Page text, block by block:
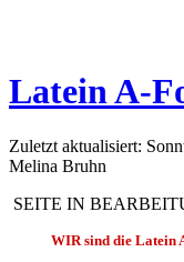
Latein A-
Zuletzt aktualisiert:
Melina Bruhn
SEITE IN
WIR sind die Latein